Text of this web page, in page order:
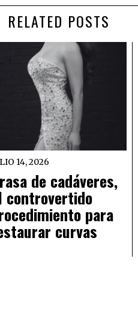
RELATED POSTS
14, 2026
de cadáveres,
controvertido
para
curvas